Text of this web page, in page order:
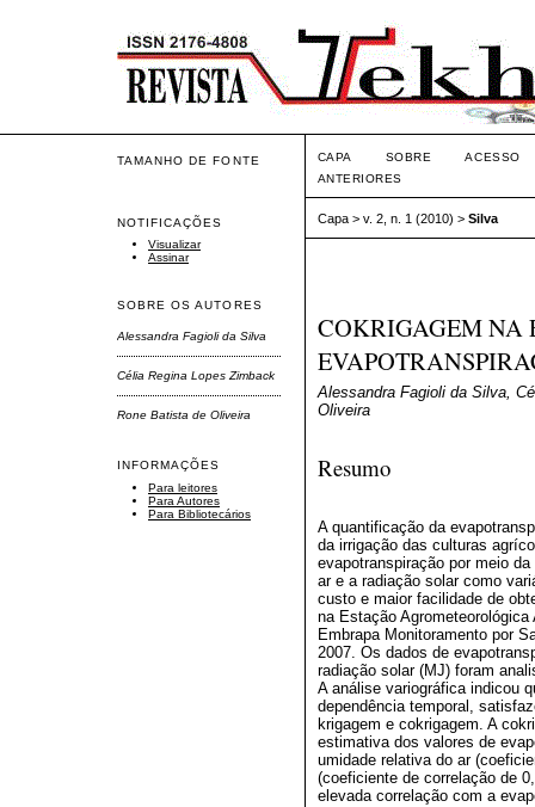
TAMANHO DE FONTE
NOTIFICAÇÕES
Visualizar
Assinar
SOBRE OS AUTORES
Alessandra Fagioli da Silva
Célia Regina Lopes Zimback
Rone Batista de Oliveira
INFORMAÇÕES
Para leitores
Para Autores
Para Bibliotecários
CAPA SOBRE
ACESSO
ANTERIORES
Capa> v. 2, n. 1 (2010) > Silva
COKRIGAGEM NA
Alessandra Fagioli da Silva,
Oliveira
Resumo
A quantificação da
da irrigação das culturas
evapotranspiração por meio
ar e a radiação solar como
custo e maior facilidade de
na Estação
Embrapa Monitoramento por
2007. Os dados de
radiação solar (MJ) foram
A análise variográfica indicou
dependência temporal,
krigagem e cokrigagem. A
estimativa dos valores de
umidade relativa do ar
(coeficiente de correlação de
elevada correlação com a